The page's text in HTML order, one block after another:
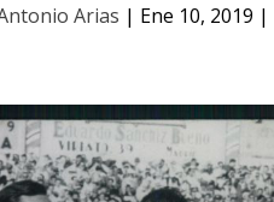
Arias | Ene 10, 2019 |